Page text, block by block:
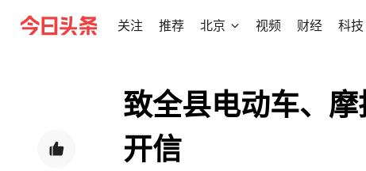
关注 推荐 北京 视频 财经 科技
致全县电动车、
开信